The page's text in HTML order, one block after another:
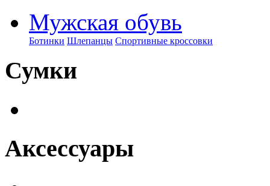
Мужская обувь
Ботинки Шлепанцы Спортивные кроссовки
Сумки
Аксессуары